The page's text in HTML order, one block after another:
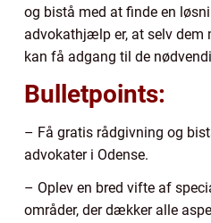
og bistå med at finde en
advokathjælp er, at selv
kan få adgang til de
Bulletpoints:
– Få gratis rådgivning og
advokater i Odense.
– Oplev en bred vifte af
områder, der dækker alle